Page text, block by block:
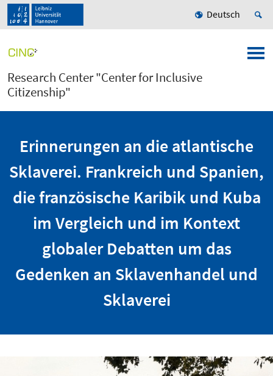
Deutsch
Research Center "Center for Inclusive
Citizenship"
Erinnerungen an die atlantische
Sklaverei. Frankreich und Spanien,
die französische Karibik und Kuba
im Vergleich und im Kontext
globaler Debatten um das
Gedenken an Sklavenhandel und
Sklaverei